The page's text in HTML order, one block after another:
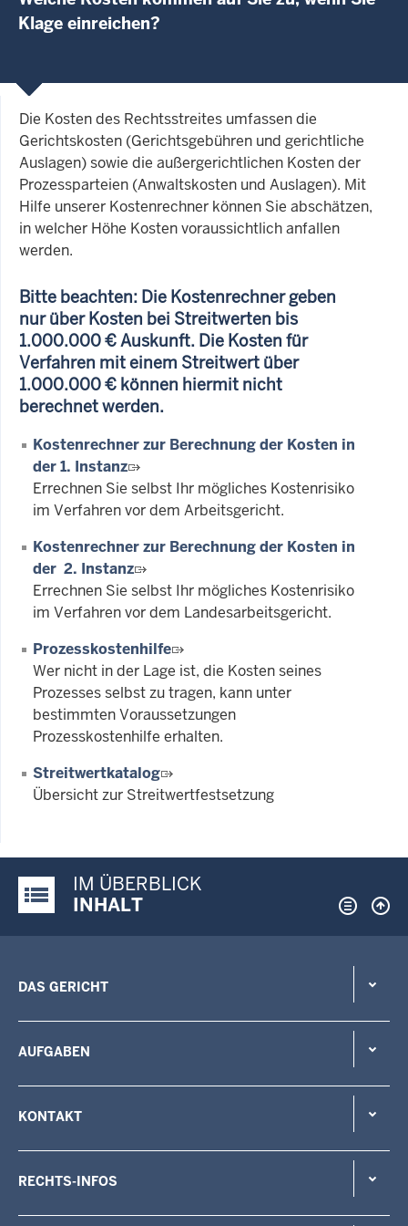
Klage einreichen?
Die Kosten des Rechtsstreites umfassen die
Gerichtskosten (Gerichtsgebühren und gerichtliche
Auslagen) sowie die außergerichtlichen Kosten der
Prozessparteien (Anwaltskosten und Auslagen). Mit
Hilfe unserer Kostenrechner können Sie abschätzen,
in welcher Höhe Kosten voraussichtlich anfallen
werden.
Bitte beachten: Die Kostenrechner geben
nur über Kosten bei Streitwerten bis
1.000.000 € Auskunft. Die Kosten für
Verfahren mit einem Streitwert über
1.000.000 € können hiermit nicht
berechnet werden.
Kostenrechner zur Berechnung der Kosten in
der 1. Instanz
Errechnen Sie selbst Ihr mögliches Kostenrisiko
im Verfahren vor dem Arbeitsgericht.
Kostenrechner zur Berechnung der Kosten in
der 2. Instanz
Errechnen Sie selbst Ihr mögliches Kostenrisiko
im Verfahren vor dem Landesarbeitsgericht.
Prozesskostenhilfe
Wer nicht in der Lage ist, die Kosten seines
Prozesses selbst zu tragen, kann unter
bestimmten Voraussetzungen
Prozesskostenhilfe erhalten.
Streitwertkatalog
Übersicht zur Streitwertfestsetzung
Justiz-Portal im Überblick:
IM ÜBERBLICK
INHALT
DAS GERICHT
AUFGABEN
KONTAKT
RECHTS-INFOS